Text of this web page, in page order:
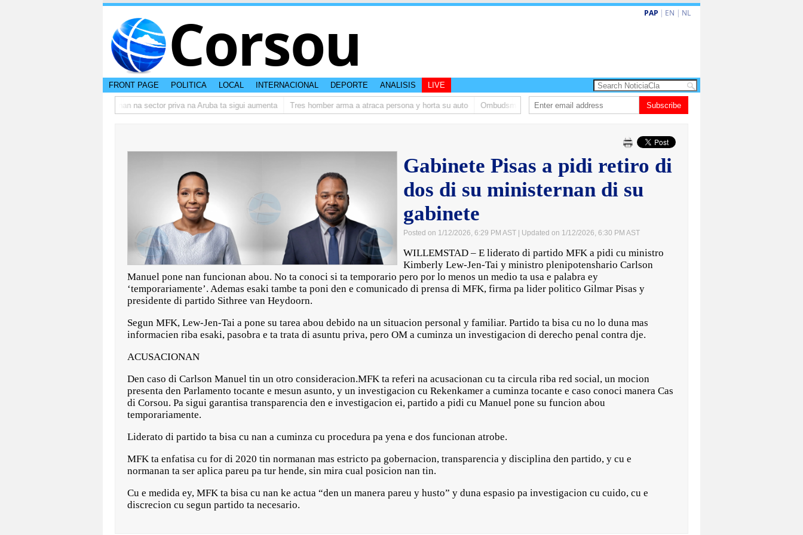
Corsou PAP | EN | NL
FRONT PAGE POLITICA LOCAL INTERNACIONAL DEPORTE ANALISIS LIVE
Prestamonan na sector priva na Aruba ta sigui aumenta Tres homber arma a atraca persona y horta su auto Ombudsman ta bishita barionan pa atende kehonan di ciudadano
Subscribe
Gabinete Pisas a pidi retiro di
dos di su ministernan di su
gabinete
Posted on 1/12/2026, 6:29 PM AST | Updated on 1/12/2026, 6:30 PM AST
WILLEMSTAD – E liderato di partido MFK a pidi cu ministro
Kimberly Lew-Jen-Tai y ministro plenipotenshario Carlson
Manuel pone nan funcionan abou. No ta conoci si ta temporario pero por lo menos un medio ta usa e palabra ey
‘temporariamente’. Ademas esaki tambe ta poni den e comunicado di prensa di MFK, firma pa lider politico Gilmar Pisas y
presidente di partido Sithree van Heydoorn.
Segun MFK, Lew-Jen-Tai a pone su tarea abou debido na un situacion personal y familiar. Partido ta bisa cu no lo duna mas
informacien riba esaki, pasobra e ta trata di asuntu priva, pero OM a cuminza un investigacion di derecho penal contra dje.
ACUSACIONAN
Den caso di Carlson Manuel tin un otro consideracion.MFK ta referi na acusacionan cu ta circula riba red social, un mocion
presenta den Parlamento tocante e mesun asunto, y un investigacion cu Rekenkamer a cuminza tocante e caso conoci manera Cas
di Corsou. Pa sigui garantisa transparencia den e investigacion ei, partido a pidi cu Manuel pone su funcion abou
temporariamente.
Liderato di partido ta bisa cu nan a cuminza cu procedura pa yena e dos funcionan atrobe.
MFK ta enfatisa cu for di 2020 tin normanan mas estricto pa gobernacion, transparencia y disciplina den partido, y cu e
normanan ta ser aplica pareu pa tur hende, sin mira cual posicion nan tin.
Cu e medida ey, MFK ta bisa cu nan ke actua “den un manera pareu y husto” y duna espasio pa investigacion cu cuido, cu e
discrecion cu segun partido ta necesario.